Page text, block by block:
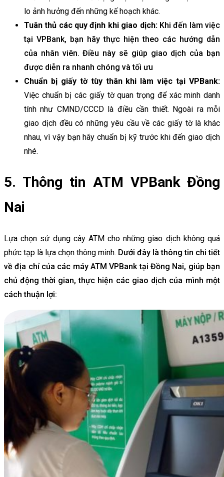
lo ảnh hưởng đến những kế hoạch khác.
Tuân thủ các quy định khi giao dịch: Khi đến làm việc
tại VPBank, bạn hãy thực hiện theo các hướng dẫn
của nhân viên. Điều này sẽ giúp giao dịch của bạn
được diễn ra nhanh chóng và tối ưu
Chuẩn bị giấy tờ tùy thân khi làm việc tại VPBank:
Việc chuẩn bị các giấy tờ quan trọng để xác minh danh
tính như CMND/CCCD là điều cần thiết. Ngoài ra mỗi
giao dịch đều có những yêu cầu về các giấy tờ là khác
nhau, vì vậy bạn hãy chuẩn bị kỹ trước khi đến giao dịch
nhé.
5. Thông tin ATM VPBank Đồng
Nai
Lựa chọn sử dụng cây ATM cho những giao dịch không quá
phức tạp là lựa chọn thông minh. Dưới đây là thông tin chi tiết
về địa chỉ của các máy ATM VPBank tại Đồng Nai, giúp bạn
chủ động thời gian, thực hiện các giao dịch của mình một
cách thuận lợi: